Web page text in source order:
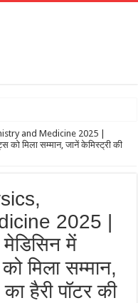
and Medicine 2025 |
को मिला सम्मान, जानें केमिस्ट्री की
2025 |
में
मिला सम्मान,
हैरी पॉटर की